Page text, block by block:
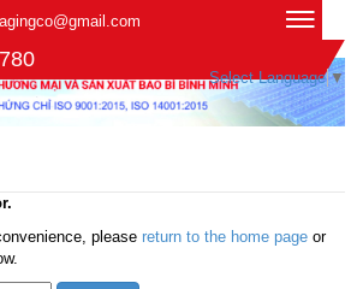
Select Language ▼
please return to the home page or